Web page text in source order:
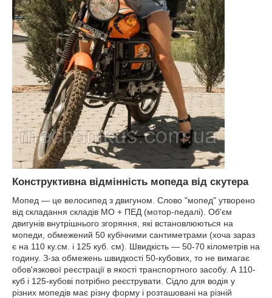
Конструктивна відмінність мопеда від скутера
Мопед — це велосипед з двигуном. Слово "мопед" утворено
від складання складів МО + ПЕД (мотор-педалі). Об'єм
двигунів внутрішнього згоряння, які встановлюються на
мопеди, обмежений 50 кубічними сантиметрами (хоча зараз
є на 110 ку.см. і 125 куб. см). Швидкість — 50-70 кілометрів на
годину. З-за обмежень швидкості 50-кубових, то не вимагає
обов'язкової реєстрації в якості транспортного засобу. А 110-
куб і 125-кубові потрібно реєструвати. Сідло для водія у
різних мопедів має різну форму і розташовані на різній